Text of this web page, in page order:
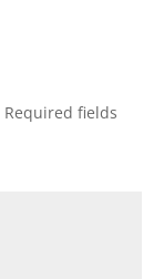
Required fields